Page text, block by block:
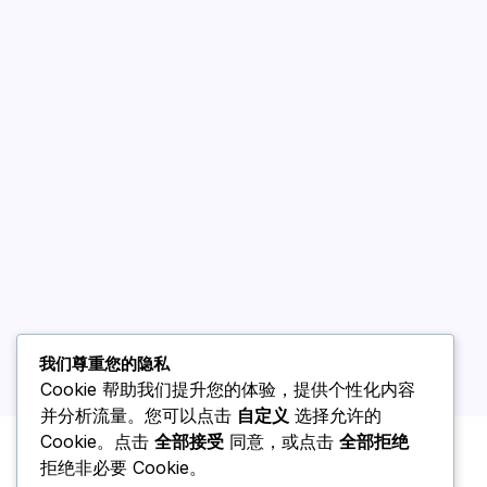
我们尊重您的隐私
Cookie 帮助我们提升您的体验，提供个性化内容
并分析流量。您可以点击 自定义 选择允许的
Cookie。点击 全部接受 同意，或点击 全部拒绝
拒绝非必要 Cookie。